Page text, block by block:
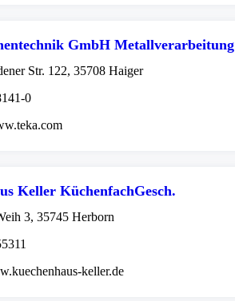
GmbH Metallverarbeitung
Str. 122, 35708 Haiger
0
Keller KüchenfachGesch.
3, 35745 Herborn
keller.de